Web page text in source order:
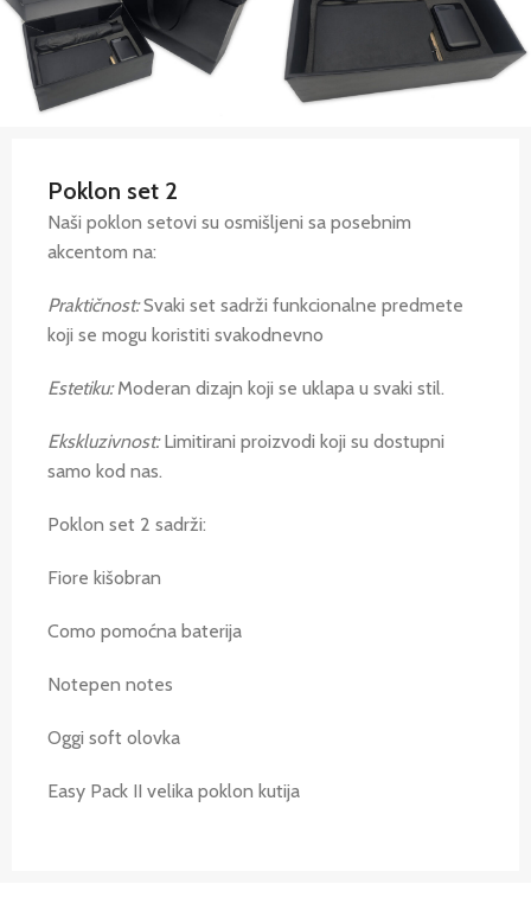
Poklon set 2
Naši poklon setovi su osmišljeni sa posebnim
akcentom na:
Praktičnost:Svaki set sadrži funkcionalne predmete
koji se mogu koristiti svakodnevno
Estetiku:Moderan dizajn koji se uklapa u svaki stil.
Ekskluzivnost:Limitirani proizvodi koji su dostupni
samo kod nas.
Poklon set 2 sadrži:
Fiore kišobran
Como pomoćna baterija
Notepen notes
Oggi soft olovka
Easy Pack II velika poklon kutija